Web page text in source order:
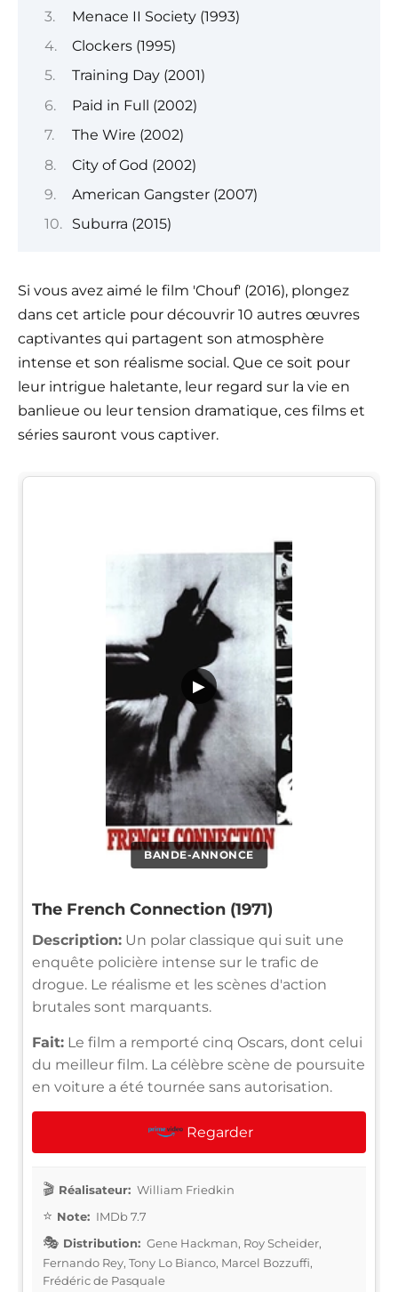
Menace II Society (1993)
Clockers (1995)
Training Day (2001)
Paid in Full (2002)
The Wire (2002)
City of God (2002)
American Gangster (2007)
Suburra (2015)
Si vous avez aimé le film 'Chouf' (2016), plongez
dans cet article pour découvrir 10 autres œuvres
captivantes qui partagent son atmosphère
intense et son réalisme social. Que ce soit pour
leur intrigue haletante, leur regard sur la vie en
banlieue ou leur tension dramatique, ces films et
séries sauront vous captiver.
BANDE-ANNONCE
▶
The French Connection (1971)
Description: Un polar classique qui suit une
enquête policière intense sur le trafic de
drogue. Le réalisme et les scènes d'action
brutales sont marquants.
Fait: Le film a remporté cinq Oscars, dont celui
du meilleur film. La célèbre scène de poursuite
en voiture a été tournée sans autorisation.
Regarder
Réalisateur: William Friedkin
Note: IMDb 7.7
Distribution: Gene Hackman, Roy Scheider,
Fernando Rey, Tony Lo Bianco, Marcel Bozzuffi,
Frédéric de Pasquale